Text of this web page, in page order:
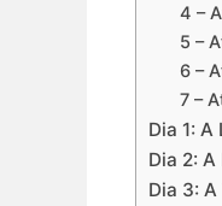
4 –
5 –
6 –
7 –
Dia 1: A
Dia 2:
Dia 3: